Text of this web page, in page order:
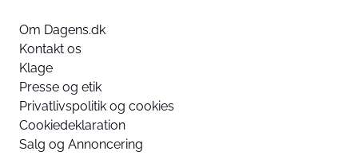
Om Dagens.dk
Kontakt os
Klage
Presse og etik
Privatlivspolitik og cookies
Cookiedeklaration
Salg og Annoncering